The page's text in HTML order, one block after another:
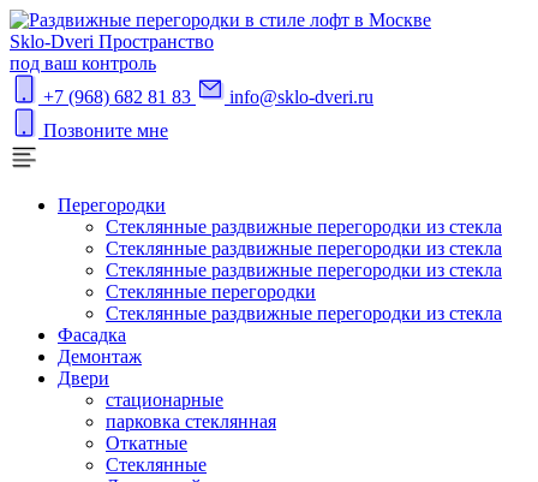
Sklo-Dveri Пространство
под ваш контроль
+7 (968) 682 81 83
info@sklo-dveri.ru
Позвоните мне
Перегородки
Стеклянные раздвижные перегородки из стекла
Стеклянные раздвижные перегородки из стекла
Стеклянные раздвижные перегородки из стекла
Стеклянные перегородки
Стеклянные раздвижные перегородки из стекла
Фасадка
Демонтаж
Двери
стационарные
парковка стеклянная
Откатные
Стеклянные